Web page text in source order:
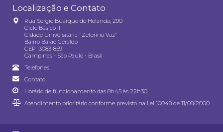
Localização e Contato
Rua Sérgio Buarque de Holanda, 290
Ciclo Básico II
Cidade Universitária "Zeferino Vaz"
Bairro Barão Geraldo
CEP 13083-859
Campinas - São Paulo - Brasil
Telefones
Contato
Horário de funcionamento das 8h45 às 22h30
Atendimento prioritário conforme previsto na Lei 10048 de 11/08/2000